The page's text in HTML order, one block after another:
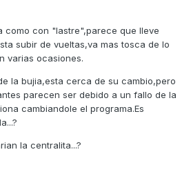
como con "lastre",parece que lleve
subir de vueltas,va mas tosca de lo
varias ocasiones.
la bujia,esta cerca de su cambio,pero
parecen ser debido a un fallo de la
cambiandole el programa.Es
la centralita...?